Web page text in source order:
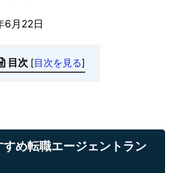
6月22日
目次 [目次を見る]
め転職エージェントラン